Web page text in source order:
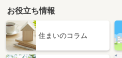
お役立ち情報
住まいのコラム